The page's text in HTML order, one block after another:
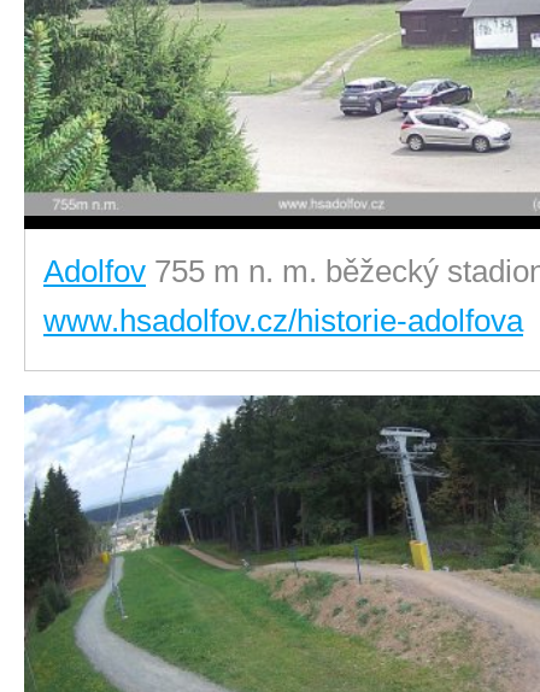
Adolfov 755 m n. m. běžecký
www.hsadolfov.cz/historie-adolfova